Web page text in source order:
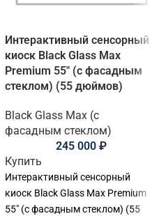
Интерактивный сенсорный
киоск Black Glass Max
Premium 55″ (с фасадным
стеклом) (55 дюймов)
Black Glass Max (с
фасадным стеклом)
245 000 ₽
Купить
Интерактивный сенсорный
киоск Black Glass Max Premium
55" (с фасадным стеклом) (55